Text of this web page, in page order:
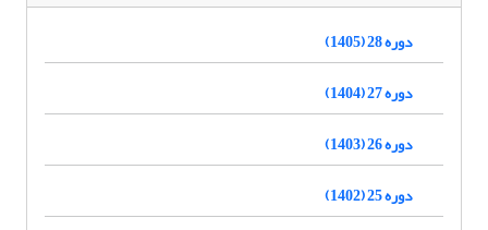
دوره 28 (1405)
دوره 27 (1404)
دوره 26 (1403)
دوره 25 (1402)